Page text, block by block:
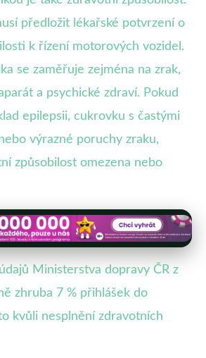
předložit lékařské potvrzení o
k řízení motorových vozidel.
se zaměřuje zejména na zrak,
a psychické zdraví. Pokud
epilepsii, cukrovku s častými
výrazné poruchy zraku,
způsobilost omezena nebo
Ministerstva dopravy ČR z
zhruba 7 % přihlášek do
kvůli nesplnění zdravotních